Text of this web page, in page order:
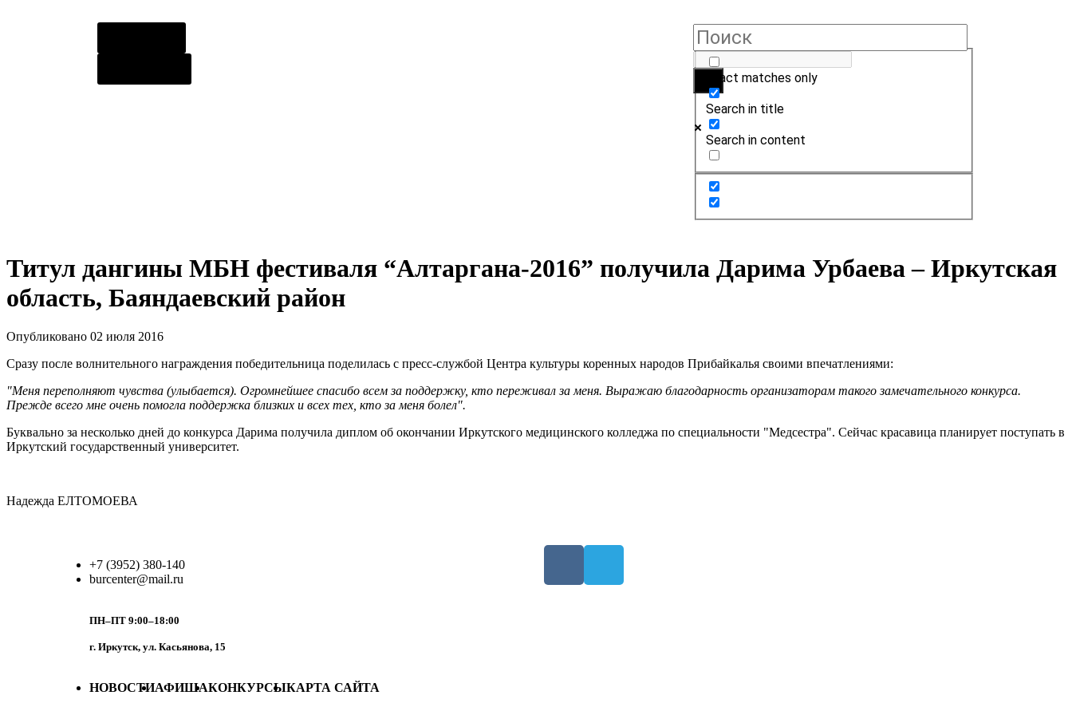
Exact matches only
Search in title
Search in content
Титул дангины МБН фестиваля “Алтаргана-2016” получила Дарима Урбаева – Иркутская
область, Баяндаевский район
Опубликовано 02 июля 2016
Сразу после волнительного награждения победительница поделилась с пресс-службой Центра культуры коренных народов Прибайкалья своими впечатлениями:
"Меня переполняют чувства (улыбается). Огромнейшее спасибо всем за поддержку, кто переживал за меня. Выражаю благодарность организаторам такого замечательного конкурса.
Прежде всего мне очень помогла поддержка близких и всех тех, кто за меня болел".
Буквально за несколько дней до конкурса Дарима получила диплом об окончании Иркутского медицинского колледжа по специальности "Медсестра". Сейчас красавица планирует поступать в
Иркутский государственный университет.
Надежда ЕЛТОМОЕВА
+7 (3952) 380-140
burcenter@mail.ru
ПН–ПТ 9:00–18:00
г. Иркутск, ул. Касьянова, 15
НОВОСТИАФИШАКОНКУРСЫКАРТА САЙТА